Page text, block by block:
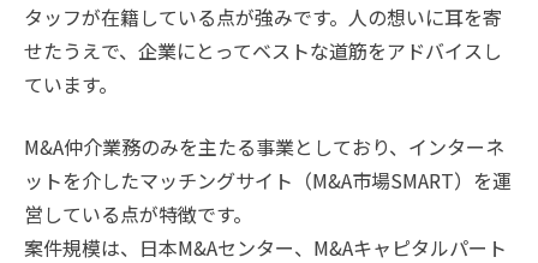
タッフが在籍している点が強みです。人の想いに耳を寄
せたうえで、企業にとってベストな道筋をアドバイスし
ています。
M&A仲介業務のみを主たる事業としており、インターネ
ットを介したマッチングサイト（M&A市場SMART）を運
営している点が特徴です。
案件規模は、日本M&Aセンター、M&Aキャピタルパート